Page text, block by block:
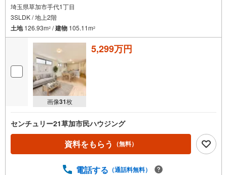
埼玉県草加市手代1丁目
3SLDK / 地上2階
土地126.93m2 /建物 105.11m2
画像31枚
5,299万円
センチュリー21草加市民ハウジング
資料をもらう （無料）
電話する （通話料無料）